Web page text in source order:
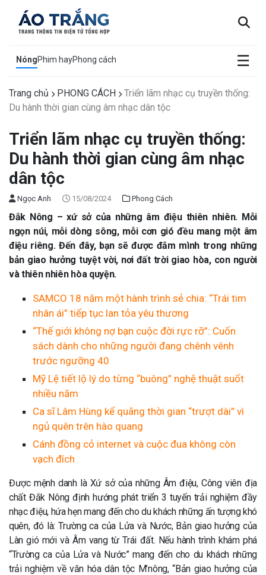
NóngPhim hayPhong cách ☰
×
Trang chủ PHONG CÁCH
Triển lãm nhạc cụ truyền thống:
Du hành thời gian cùng âm nhạc dân tộc
Triển lãm nhạc cụ truyền thống:
Du hành thời gian cùng âm nhạc
dân tộc
Ngọc Anh 15/08/2024 Phong Cách
Đắk Nông – xứ sở của những âm điệu thiên nhiên. Mỗi
ngọn núi, mỗi dòng sông, mỗi cơn gió đều mang một âm
điệu riêng. Đến đây, bạn sẽ được đắm mình trong những
bản giao hưởng tuyệt vời, nơi đất trời giao hòa, con người
và thiên nhiên hòa quyện.
SAMCO 18 năm một hành trình sẻ chia: “Trái tim
nhân ái” tiếp tục lan tỏa yêu thương
“Thế giới không nợ bạn cuộc đời rực rỡ”: Cuốn
sách dành cho những người đang chênh vênh
trước ngưỡng 40
Mỹ Lệ tiết lộ lý do từng “buông” nghệ thuật suốt
nhiều năm
Ca sĩ Lâm Hùng kể quãng thời gian “trượt dài” vì
ngủ quên trên hào quang
Cánh đồng cỏ internet và cuộc đua không còn
vạch đích
Được mệnh danh là Xứ sở của những Âm điệu, Công viên địa
chất Đắk Nông định hướng phát triển 3 tuyến trải nghiệm đầy
nhạc điệu, hứa hẹn mang đến cho du khách những ấn tượng khó
quên, đó là: Trường ca của Lửa và Nước, Bản giao hưởng của
Làn gió mới và Âm vang từ Trái đất. Nếu hành trình khám phá
“Trường ca của Lửa và Nước” mang đến cho du khách những
trải nghiệm về văn hóa dân tộc M’nông, “Bản giao hưởng của